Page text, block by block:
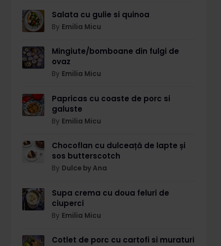
Salata cu gulie si quinoa
By Emilia Micu
Mingiute/bomboane din fulgi de
ovaz
By Emilia Micu
Papricas cu coaste de porc si
galuste
By Emilia Micu
Chocoflan cu dulceață de lapte și
sos butterscotch
By Dulce by Ana
Supa crema cu doua feluri de
ciuperci
By Emilia Micu
Cotlet de porc cu cartofi si muraturi